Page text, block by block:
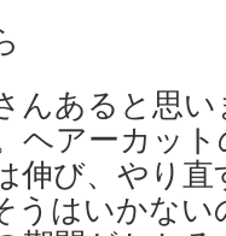
んあると思
ヘアーカッ
伸び、やり
うはいかな